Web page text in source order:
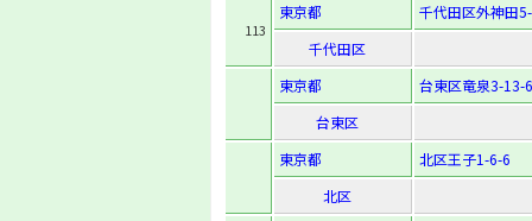
113
東京都
千代田区外神田
千代田区
東京都
台東区竜泉3-13-6
台東区
東京都
北区王子1-6-6
北区